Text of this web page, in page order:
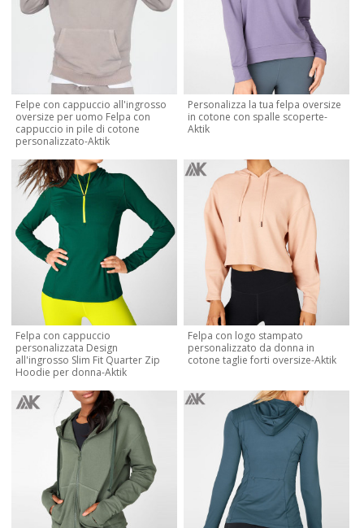
Felpe con cappuccio all'ingrosso
oversize per uomo Felpa con
cappuccio in pile di cotone
personalizzato-Aktik
Personalizza la tua felpa oversize
in cotone con spalle scoperte-
Aktik
Felpa con cappuccio
personalizzata Design
all'ingrosso Slim Fit Quarter Zip
Hoodie per donna-Aktik
Felpa con logo stampato
personalizzato da donna in
cotone taglie forti oversize-Aktik